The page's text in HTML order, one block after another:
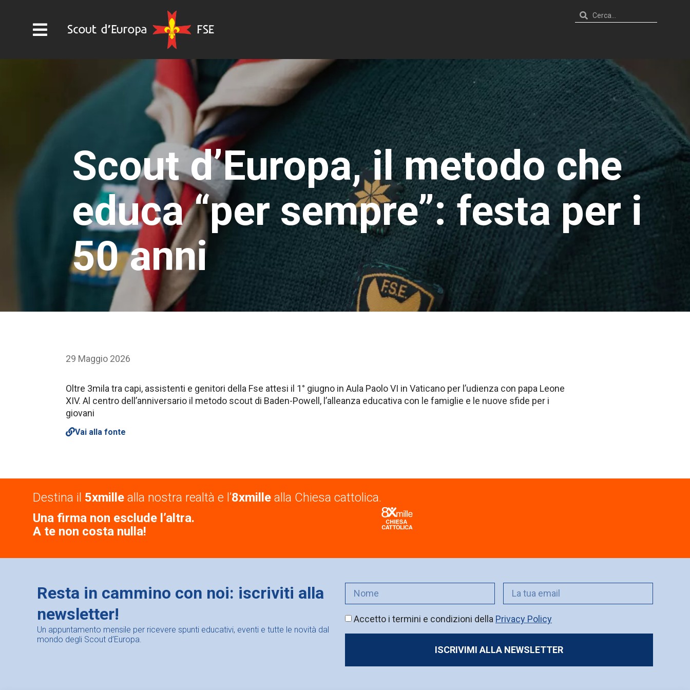
Scout d’Europa, il metodo che
educa “per sempre”: festa per i
50 anni
29 Maggio 2026
Oltre 3mila tra capi, assistenti e genitori della Fse attesi il 1° giugno in Aula Paolo VI in Vaticano per l’udienza con papa Leone
XIV. Al centro dell’anniversario il metodo scout di Baden-Powell, l’alleanza educativa con le famiglie e le nuove sfide per i
giovani
Vai alla fonte
Destina il 5xmille alla nostra realtà e l’8xmille alla Chiesa cattolica.
Una firma non esclude l’altra.
A te non costa nulla!
Resta in cammino con noi: iscriviti alla
newsletter!
Un appuntamento mensile per ricevere spunti educativi, eventi e tutte le novità dal
mondo degli Scout d’Europa.
Accetto i termini e condizioni della Privacy Policy
ISCRIVIMI ALLA NEWSLETTER